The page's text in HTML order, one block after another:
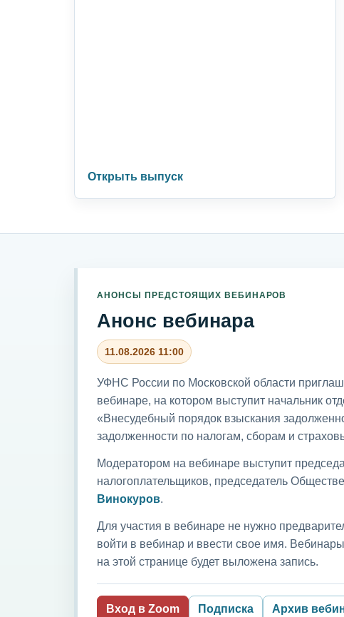
Открыть выпуск
АНОНСЫ ПРЕДСТОЯЩИХ ВЕБИНАРОВ
Анонс вебинара
11.08.2026 11:00
УФНС России по Московской области
вебинаре, на котором выступит начальник
«Внесудебный порядок взыскания
задолженности по налогам, сборам и
Модератором на вебинаре выступит
налогоплательщиков, председатель
Винокуров.
Для участия в вебинаре не нужно
войти в вебинар и ввести свое имя.
на этой странице будет выложена запись.
Вход в Zoom Подписка Архив